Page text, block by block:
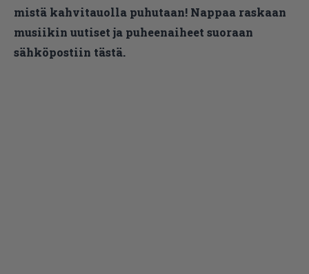
mistä kahvitauolla puhutaan! Nappaa raskaan
musiikin uutiset ja puheenaiheet suoraan
sähköpostiin tästä.